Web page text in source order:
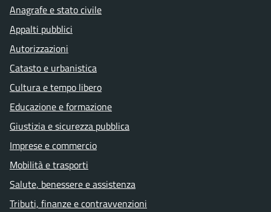
Anagrafe e stato civile
Appalti pubblici
Autorizzazioni
Catasto e urbanistica
Cultura e tempo libero
Educazione e formazione
Giustizia e sicurezza pubblica
Imprese e commercio
Mobilità e trasporti
Salute, benessere e assistenza
Tributi, finanze e contravvenzioni